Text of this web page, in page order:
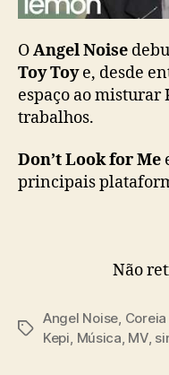
OAngel Noise
Toy Toye, desde
espaço ao misturar
trabalhos.
Don’t Look for Me
principais
Não
T
Angel Noise,
Kepi, Música, MV,